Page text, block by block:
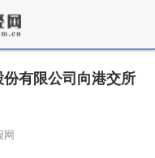
有限公司向港交所
网